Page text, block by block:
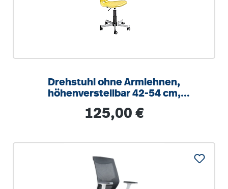
Drehstuhl ohne Armlehnen,
höhenverstellbar 42-54 cm,
Regulärer Preis:
125,00 €